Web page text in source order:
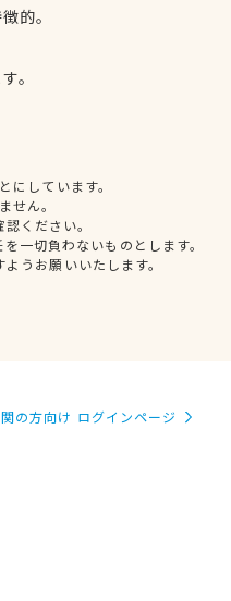
的。
。
しています。
せん。
ください。
一切負わないものとします。
うお願いいたします。
の方向け ログインページ